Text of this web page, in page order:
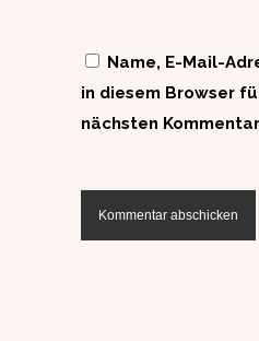
Name, E-Mail-
in diesem Browser
nächsten